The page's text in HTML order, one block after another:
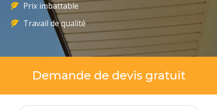
Prix imbattable
Travail de qualité
Demande de devis gratuit